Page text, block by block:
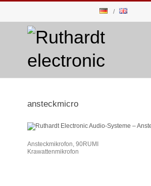
ansteckmicro
Ansteckmikrofon, 90RUMI
Krawattenmikrofon